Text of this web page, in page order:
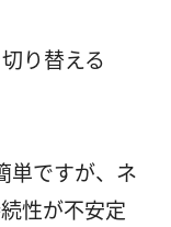
り替える
単ですが、ネ
性が不安定